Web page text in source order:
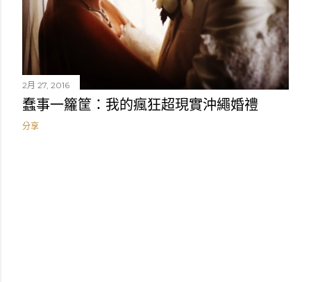
2月 27, 2016
蠢事一籮筐：我的瘋狂超現實沖繩婚禮
分享